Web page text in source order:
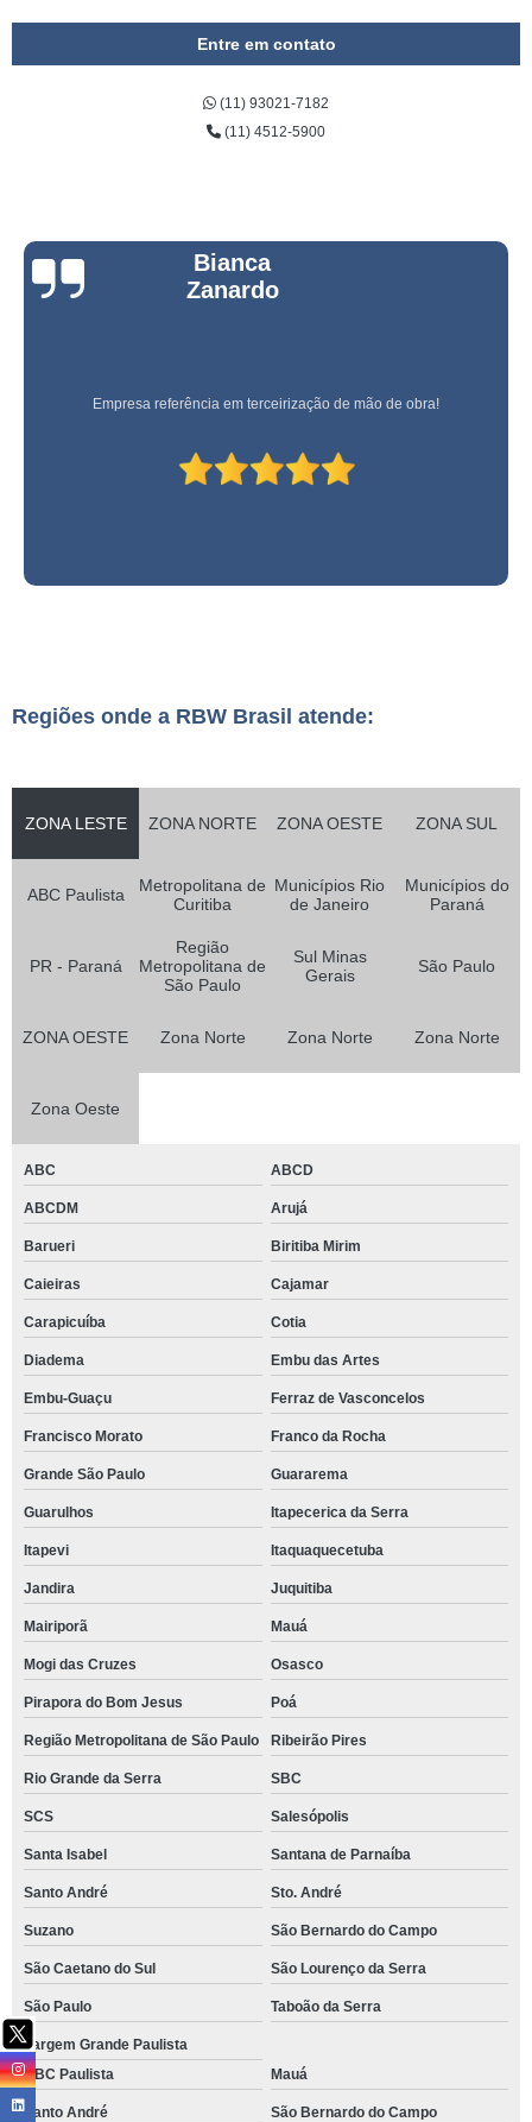
Entre em contato
(11) 93021-7182
(11) 4512-5900
Bianca
Zanardo
Empresa referência em terceirização de mão de obra!
Regiões onde a RBW Brasil atende:
ZONA LESTE ZONA NORTE ZONA OESTE ZONA SUL
ABC Paulista
Metropolitana de
Curitiba
Municípios Rio
de Janeiro
Municípios do
Paraná
PR - Paraná
Região
Metropolitana de
São Paulo
Sul Minas
Gerais
São Paulo
ZONA OESTE Zona Norte Zona Norte Zona Norte
Zona Oeste
ABC ABCD
ABCDM Arujá
Barueri Biritiba Mirim
Caieiras Cajamar
Carapicuíba Cotia
Diadema Embu das Artes
Embu-Guaçu Ferraz de Vasconcelos
Francisco Morato Franco da Rocha
Grande São Paulo Guararema
Guarulhos Itapecerica da Serra
Itapevi Itaquaquecetuba
Jandira Juquitiba
Mairiporã Mauá
Mogi das Cruzes Osasco
Pirapora do Bom Jesus Poá
Região Metropolitana de São Paulo Ribeirão Pires
Rio Grande da Serra SBC
SCS Salesópolis
Santa Isabel Santana de Parnaíba
Santo André Sto. André
Suzano São Bernardo do Campo
São Caetano do Sul São Lourenço da Serra
São Paulo Taboão da Serra
Vargem Grande Paulista
ABC Paulista
Mauá
Santo André São Bernardo do Campo